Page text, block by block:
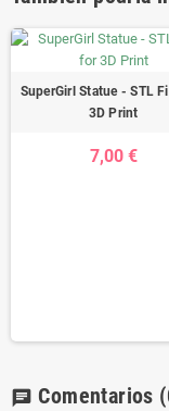
SuperGirl Statue - STL
3D Print
7,00 €
chat Comentarios